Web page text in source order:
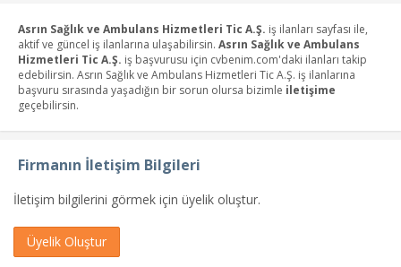
Asrın Sağlık ve Ambulans Hizmetleri Tic A.Ş. iş ilanları sayfası ile,
aktif ve güncel iş ilanlarına ulaşabilirsin. Asrın Sağlık ve Ambulans
Hizmetleri Tic A.Ş. iş başvurusu için cvbenim.com'daki ilanları takip
edebilirsin. Asrın Sağlık ve Ambulans Hizmetleri Tic A.Ş. iş ilanlarına
başvuru sırasında yaşadığın bir sorun olursa bizimle iletişime
geçebilirsin.
Firmanın İletişim Bilgileri
İletişim bilgilerini görmek için üyelik oluştur.
Üyelik Oluştur